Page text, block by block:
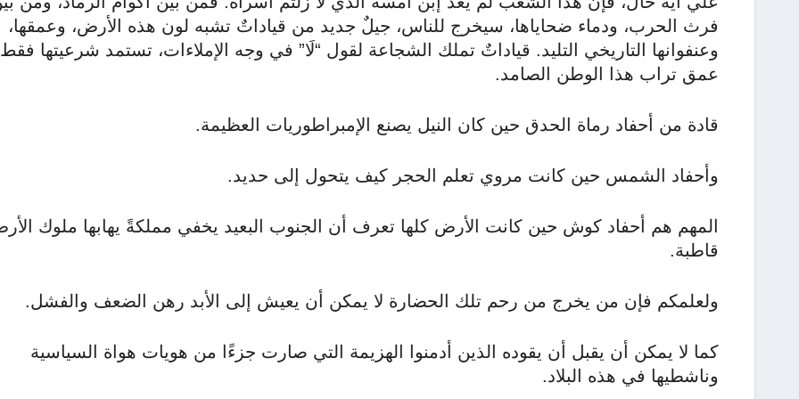
فرث الحرب، ودماء ضحاياها، سيخرج للناس، جيلٌ جديد من قياداتٌ تشبه لون هذه الأرض، وعمقها،
وعنفوانها التاريخي التليد. قياداتٌ تملك الشجاعة لقول “لَا” في وجه الإملاءات، تستمد شرعيتها
عمق تراب هذا الوطن الصامد.
قادة من أحفاد رماة الحدق حين كان النيل يصنع الإمبراطوريات العظيمة.
وأحفاد الشمس حين كانت مروي تعلم الحجر كيف يتحول إلى حديد.
المهم هم أحفاد كوش حين كانت الأرض كلها تعرف أن الجنوب البعيد يخفي مملكةً يهابها ملوك
قاطبة.
ولعلمكم فإن من يخرج من رحم تلك الحضارة لا يمكن أن يعيش إلى الأبد رهن الضعف والفشل.
كما لا يمكن أن يقبل أن يقوده الذين أدمنوا الهزيمة التي صارت جزءًا من هويات هواة السياسية
وناشطيها في هذه البلاد.